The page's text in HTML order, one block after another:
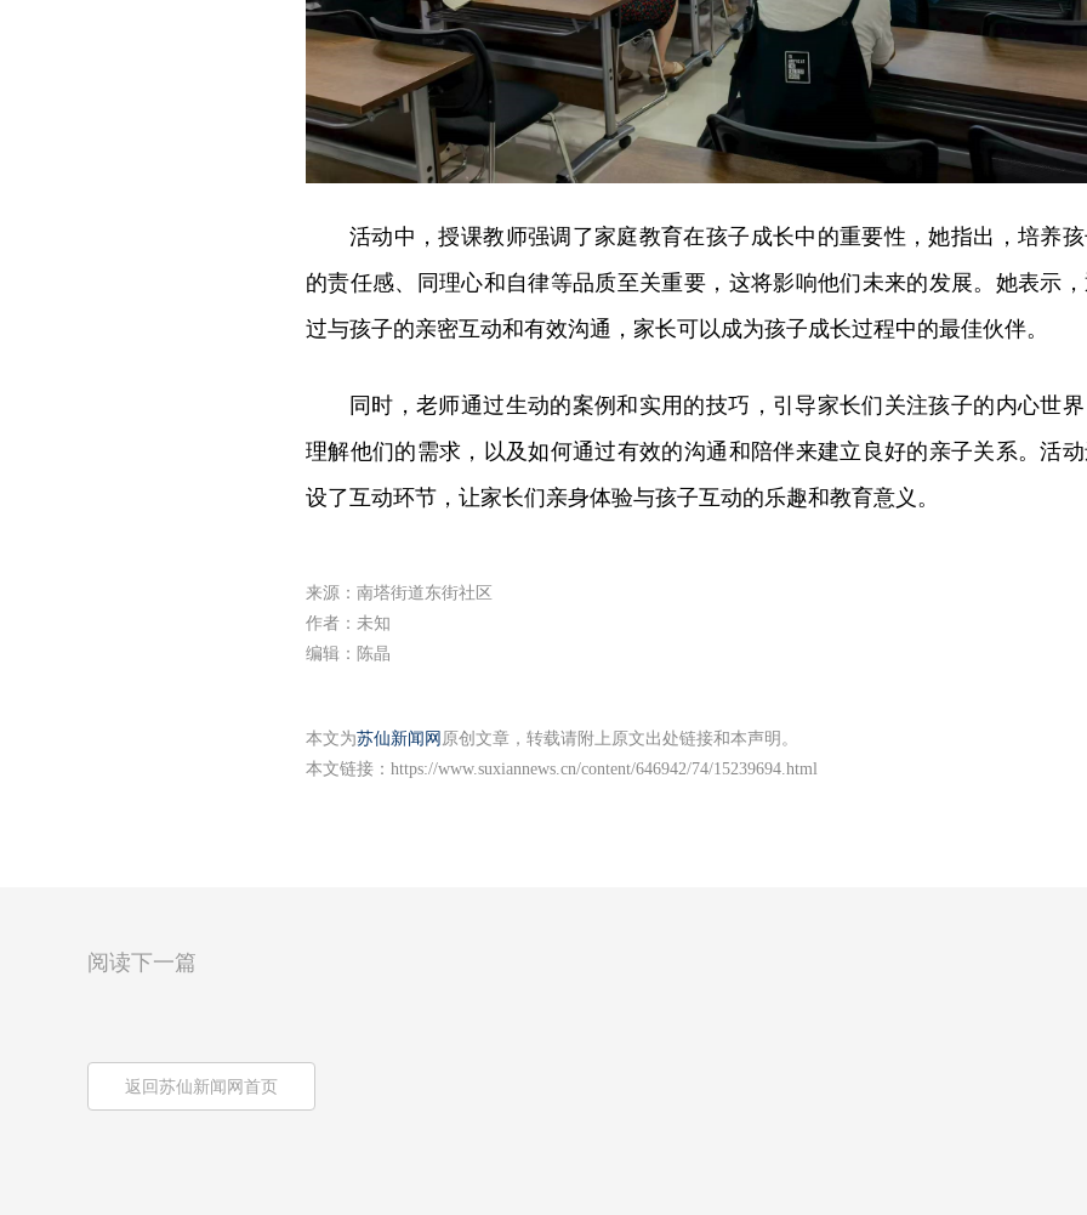
活动中，授课教师强调了家庭教育在孩子成长中的重要性，她指出，培养
的责任感、同理心和自律等品质至关重要，这将影响他们未来的发展。她表示
过与孩子的亲密互动和有效沟通，家长可以成为孩子成长过程中的最佳伙伴。
同时，老师通过生动的案例和实用的技巧，引导家长们关注孩子的内心世
理解他们的需求，以及如何通过有效的沟通和陪伴来建立良好的亲子关系。活
设了互动环节，让家长们亲身体验与孩子互动的乐趣和教育意义。
来源：南塔街道东街社区
作者：未知
编辑：陈晶
本文为苏仙新闻网 原创文章，转载请附上原文出处链接和本声明。
本文链接： https://www.suxiannews.cn/content/646942/74/15239694.html
阅读下一篇
返回苏仙新闻网首页